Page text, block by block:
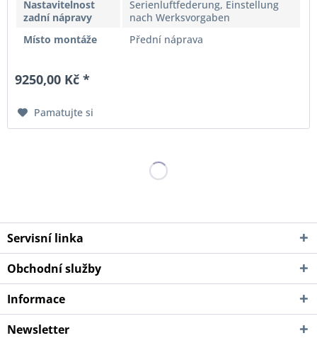
Nastavitelnost
zadní nápravy
Serienluftfederung, Einstellung
nach Werksvorgaben
Místo montáže
Přední náprava
9250,00 Kč *
Pamatujte si
Servisní linka
Obchodní služby
Informace
Newsletter